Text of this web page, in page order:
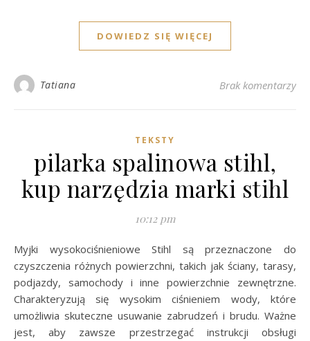
DOWIEDZ SIĘ WIĘCEJ
Tatiana Brak komentarzy
TEKSTY
pilarka spalinowa stihl,
kup narzędzia marki stihl
10:12 pm
Myjki wysokociśnieniowe Stihl są przeznaczone do
czyszczenia różnych powierzchni, takich jak ściany, tarasy,
podjazdy, samochody i inne powierzchnie zewnętrzne.
Charakteryzują się wysokim ciśnieniem wody, które
umożliwia skuteczne usuwanie zabrudzeń i brudu. Ważne
jest, aby zawsze przestrzegać instrukcji obsługi